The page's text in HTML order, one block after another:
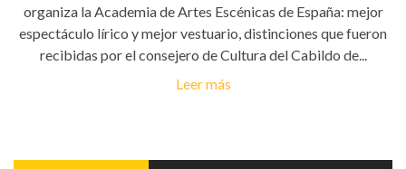
organiza la Academia de Artes Escénicas de España: mejor
espectáculo lírico y mejor vestuario, distinciones que fueron
recibidas por el consejero de Cultura del Cabildo de...
Leer más